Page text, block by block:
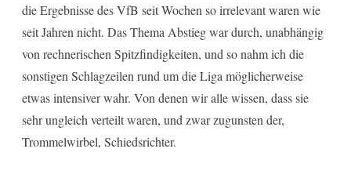
die Ergebnisse des VfB seit Wochen so irrelevant waren wie
seit Jahren nicht. Das Thema Abstieg war durch, unabhängig
von rechnerischen Spitzfindigkeiten, und so nahm ich die
sonstigen Schlagzeilen rund um die Liga möglicherweise
etwas intensiver wahr. Von denen wir alle wissen, dass sie
sehr ungleich verteilt waren, und zwar zugunsten der,
Trommelwirbel, Schiedsrichter.